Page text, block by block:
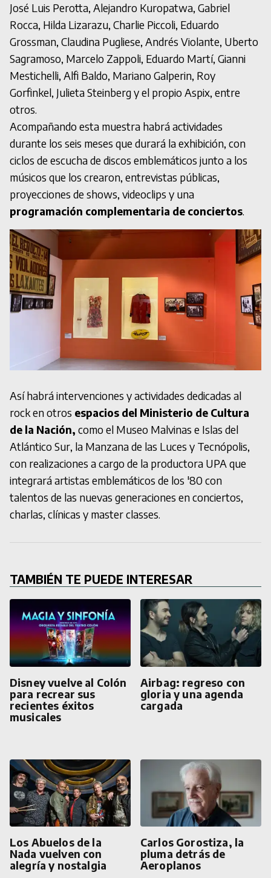
José Luis Perotta, Alejandro Kuropatwa, Gabriel
Rocca, Hilda Lizarazu, Charlie Piccoli, Eduardo
Grossman, Claudina Pugliese, Andrés Violante, Uberto
Sagramoso, Marcelo Zappoli, Eduardo Martí, Gianni
Mestichelli, Alfi Baldo, Mariano Galperin, Roy
Gorfinkel, Julieta Steinberg y el propio Aspix, entre
otros.
Acompañando esta muestra habrá actividades
durante los seis meses que durará la exhibición, con
ciclos de escucha de discos emblemáticos junto a los
músicos que los crearon, entrevistas públicas,
proyecciones de shows, videoclips y una
programación complementaria de conciertos.
Así habrá intervenciones y actividades dedicadas al
rock en otros espacios del Ministerio de Cultura
de la Nación, como el Museo Malvinas e Islas del
Atlántico Sur, la Manzana de las Luces y Tecnópolis,
con realizaciones a cargo de la productora UPA que
integrará artistas emblemáticos de los '80 con
talentos de las nuevas generaciones en conciertos,
charlas, clínicas y master classes.
TAMBIÉN TE PUEDE INTERESAR
Disney vuelve al Colón
para recrear sus
recientes éxitos
musicales
Airbag: regreso con
gloria y una agenda
cargada
Los Abuelos de la
Nada vuelven con
alegría y nostalgia
Carlos Gorostiza, la
pluma detrás de
Aeroplanos